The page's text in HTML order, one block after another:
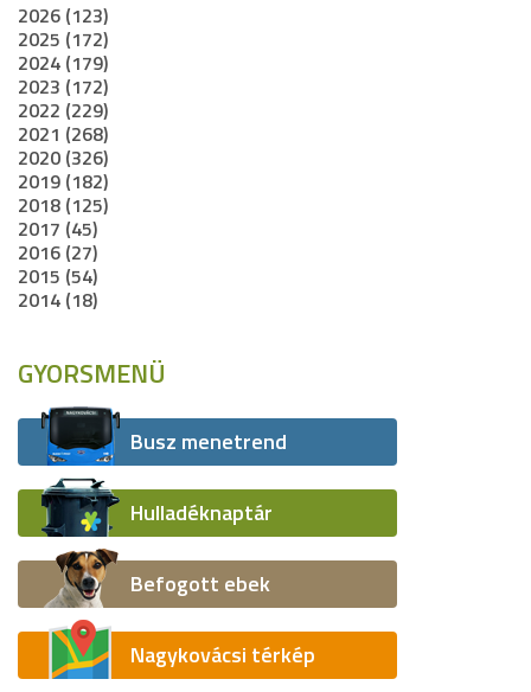
2026 (123)
2025 (172)
2024 (179)
2023 (172)
2022 (229)
2021 (268)
2020 (326)
2019 (182)
2018 (125)
2017 (45)
2016 (27)
2015 (54)
2014 (18)
GYORSMENÜ
Busz menetrend
Hulladéknaptár
Befogott ebek
Nagykovácsi térkép